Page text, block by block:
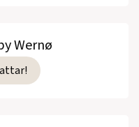
Wernø